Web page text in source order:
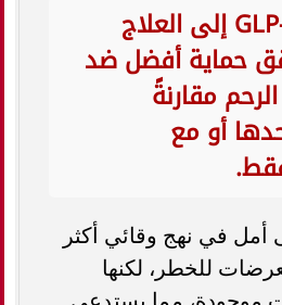
إضافة حقن GLP-1 إلى العلاج
حماية أفضل ضد
مقارنةً
أو مع
أمل في نهج وقائي أكثر
للخطر، لكنها